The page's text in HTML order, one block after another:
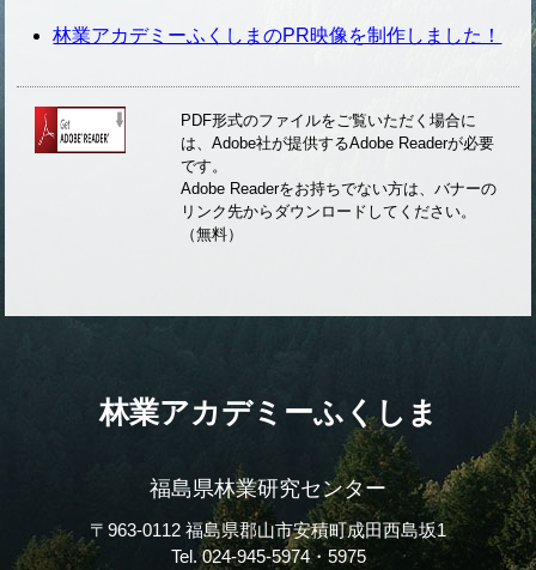
林業アカデミーふくしまのPR映像を制作しました！
PDF形式のファイルをご覧いただく場合に
は、Adobe社が提供するAdobe Readerが必要
です。
Adobe Readerをお持ちでない方は、バナーの
リンク先からダウンロードしてください。
（無料）
林業アカデミーふくしま
福島県林業研究センター
〒963-0112 福島県郡山市安積町成田西島坂1
Tel. 024-945-5974・5975